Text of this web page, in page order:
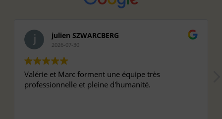
julien SZWARCBERG
2026-07-30
Valérie et Marc forment une équipe très
professionnelle et pleine d'humanité.